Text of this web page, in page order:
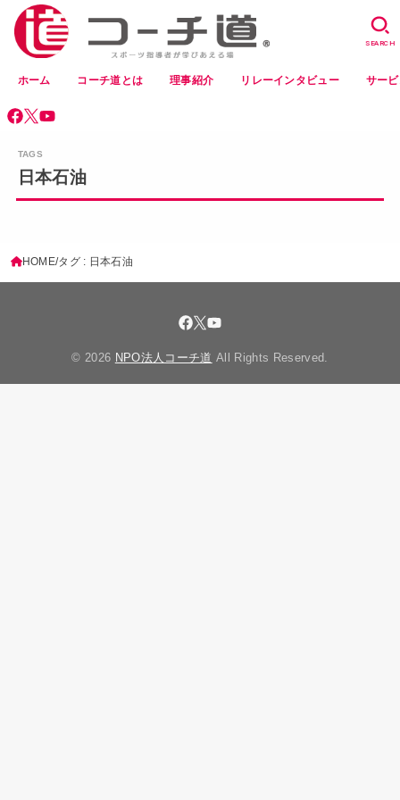
ホーム コーチ道とは 理事紹介 リレーインタビュー サー
SEARCH
日本石油
HOME タグ : 日本石油
© 2026 NPO法人コーチ道 All Rights Reserved.